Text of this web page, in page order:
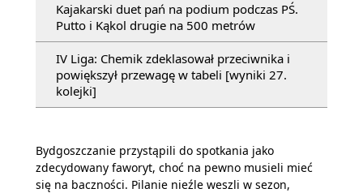
Kajakarski duet pań na podium podczas PŚ.
Putto i Kąkol drugie na 500 metrów
IV Liga: Chemik zdeklasował przeciwnika i
powiększył przewagę w tabeli [wyniki 27.
kolejki]
Bydgoszczanie przystąpili do spotkania jako
zdecydowany faworyt, choć na pewno musieli mieć
się na baczności. Pilanie nieźle weszli w sezon,